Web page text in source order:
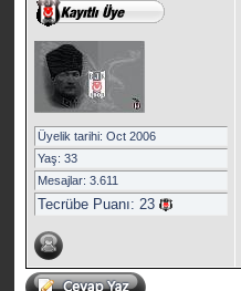
Üyelik tarihi: Oct 2006
Yaş: 33
Mesajlar: 3.611
Tecrübe Puanı:23